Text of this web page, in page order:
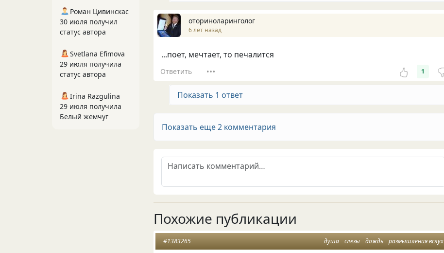
оториноларинголог
6 лет назад
...поет, мечтает, то печалится
Ответить 1
Показать 1 ответ
Показать еще 2 комментария
Похожие публикации
душа слезы дождь размышления вслух
#1383265
Роман Цивинскас
30 июля получил
статус автора
Svetlana Efimova
29 июля получила
статус автора
Irina Razgulina
29 июля получила
Белый жемчуг